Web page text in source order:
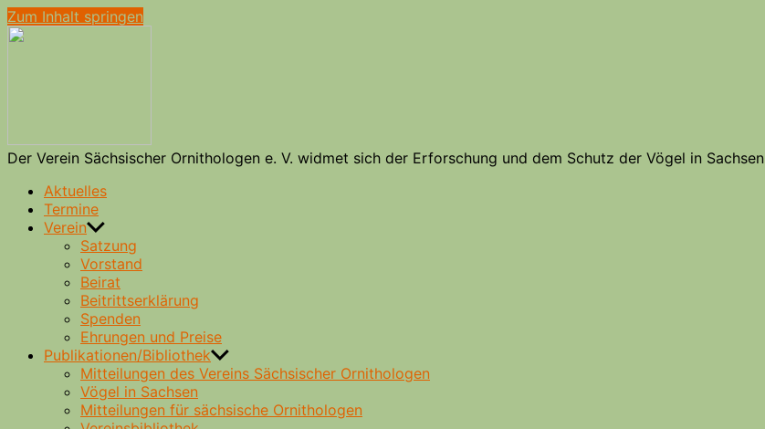
Zum Inhalt springen
Der Verein Sächsischer Ornithologen e. V. widmet sich der Erforschung und dem Schutz der Vögel in Sachsen
Aktuelles
Termine
Verein
Satzung
Vorstand
Beirat
Beitrittserklärung
Spenden
Ehrungen und Preise
Publikationen/Bibliothek
Mitteilungen des Vereins Sächsischer Ornithologen
Vögel in Sachsen
Mitteilungen für sächsische Ornithologen